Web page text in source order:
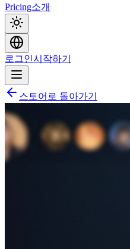
Pricing소개
로그인시작하기
스토어로 돌아가기